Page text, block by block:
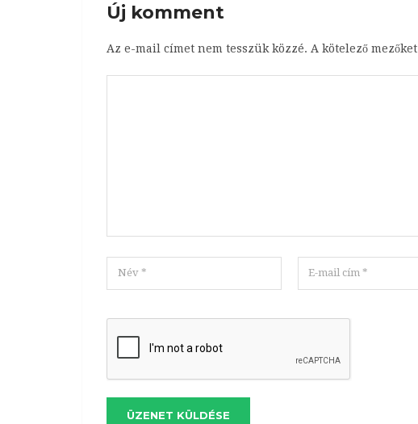
Új komment
Az e-mail címet nem tesszük közzé. A kötelező mezőket
ÜZENET KÜLDÉSE